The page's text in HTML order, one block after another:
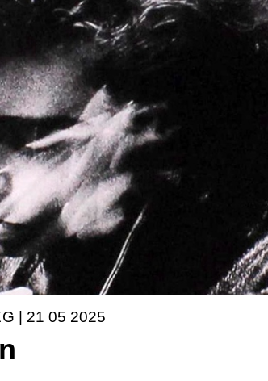
| 21 05 2025